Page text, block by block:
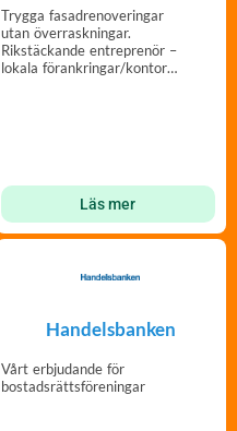
Trygga fasadrenoveringar
utan överraskningar.
Rikstäckande entreprenör –
lokala förankringar/kontor
Läs mer
Handelsbanken
Vårt erbjudande för
bostadsrättsföreningar